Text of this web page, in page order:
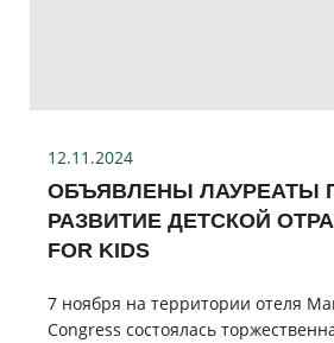
12.11.2024
ОБЪЯВЛЕНЫ ЛАУРЕАТЫ
РАЗВИТИЕ ДЕТСКОЙ
FOR KIDS
7 ноября на территории отеля
Congress состоялась